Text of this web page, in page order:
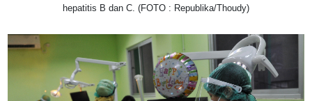
hepatitis B dan C. (FOTO : Republika/Thoudy)